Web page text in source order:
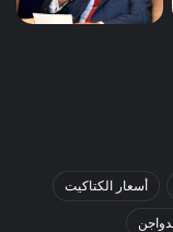
أسعار الكتاكيت